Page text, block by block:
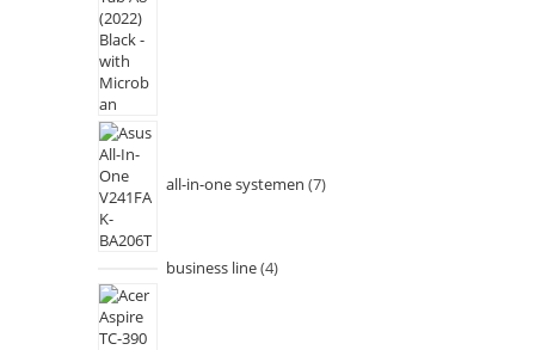
all-in-one systemen 7
business line 4